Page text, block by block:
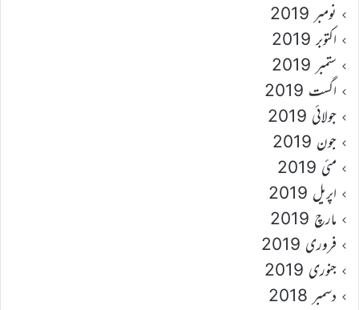
نومبر 2019
اکتوبر 2019
ستمبر 2019
اگست 2019
جولائی 2019
جون 2019
مئی 2019
اپریل 2019
مارچ 2019
فروری 2019
جنوری 2019
دسمبر 2018